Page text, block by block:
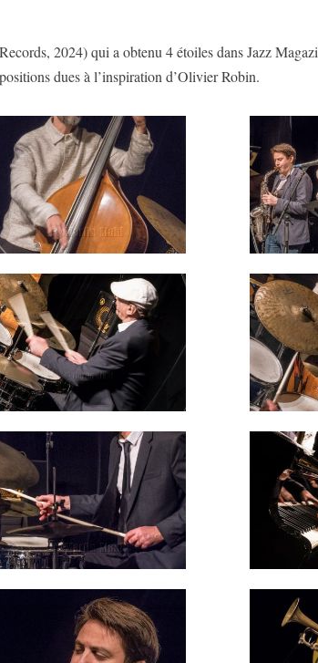
2024) qui a obtenu 4 étoiles dans Jazz
dues à l’inspiration d’Olivier Robin.